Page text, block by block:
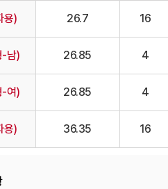
용) 26.7 16
-남) 26.85 4
-여) 26.85 4
용) 36.35 16